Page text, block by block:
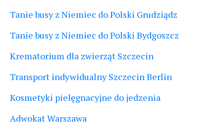
Tanie busy z Niemiec do Polski Grudziądz
Tanie busy z Niemiec do Polski Bydgoszcz
Krematorium dla zwierząt Szczecin
Transport indywidualny Szczecin Berlin
Kosmetyki pielęgnacyjne do jedzenia
Adwokat Warszawa